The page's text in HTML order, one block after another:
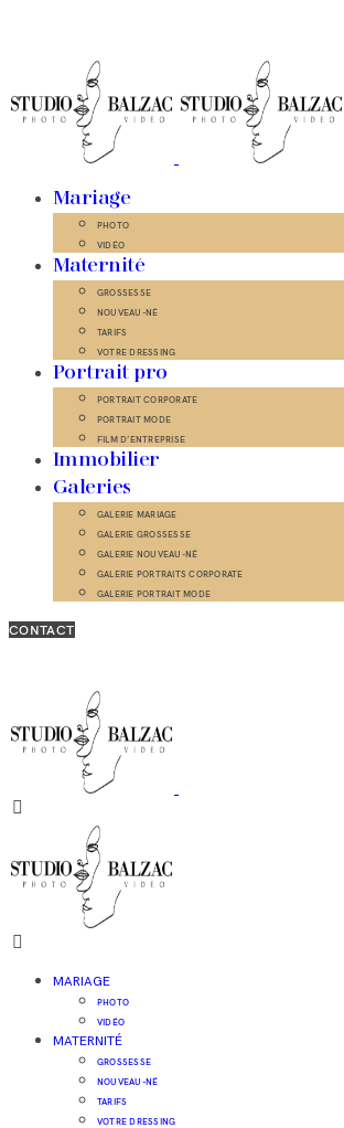
Mariage
PHOTO
VIDÉO
Maternité
GROSSESSE
NOUVEAU-NÉ
TARIFS
VOTRE DRESSING
Portrait pro
PORTRAIT CORPORATE
PORTRAIT MODE
FILM D’ENTREPRISE
Immobilier
Galeries
GALERIE MARIAGE
GALERIE GROSSESSE
GALERIE NOUVEAU-NÉ
GALERIE PORTRAITS CORPORATE
GALERIE PORTRAIT MODE
CONTACT
MARIAGE
PHOTO
VIDÉO
MATERNITÉ
GROSSESSE
NOUVEAU-NÉ
TARIFS
VOTRE DRESSING